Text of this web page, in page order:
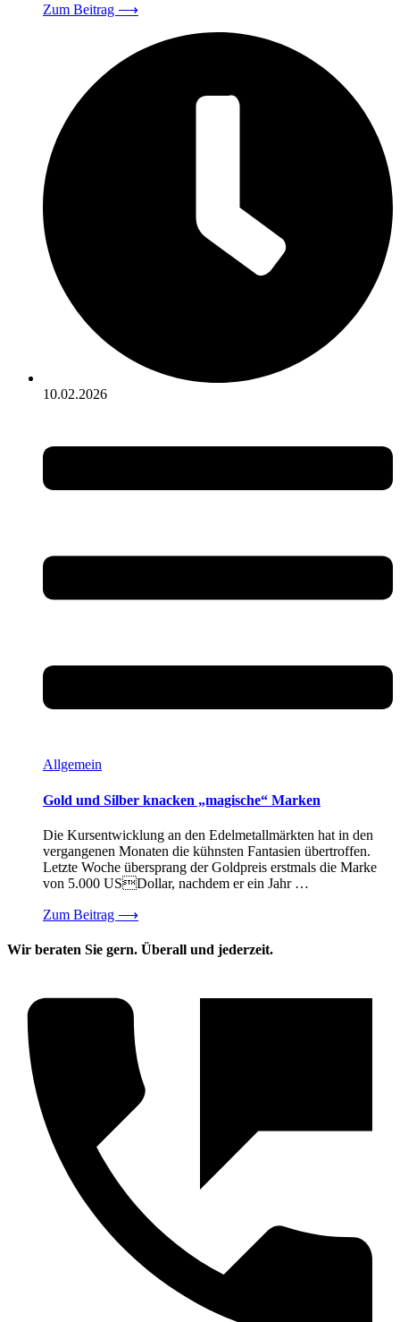
Zum Beitrag ⟶
10.02.2026
Allgemein
Gold und Silber knacken „magische“ Marken
Die Kursentwicklung an den Edelmetallmärkten hat in den
vergangenen Monaten die kühnsten Fantasien übertroffen.
Letzte Woche übersprang der Goldpreis erstmals die Marke
von 5.000 USDollar, nachdem er ein Jahr …
Zum Beitrag ⟶
Wir beraten Sie gern. Überall und jederzeit.